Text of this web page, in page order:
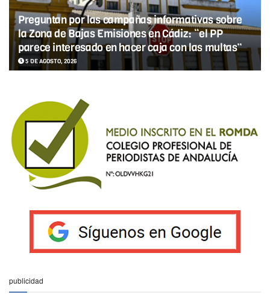
Preguntan por las campañas informativas sobre
la Zona de Bajas Emisiones en Cádiz: “el PP
parece interesado en hacer caja con las multas”
5 DE AGOSTO, 2026
publicidad